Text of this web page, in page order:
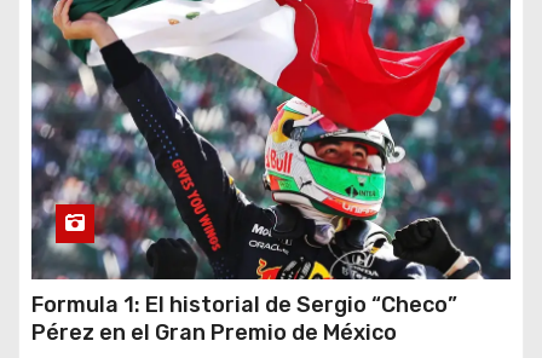
Formula 1: El historial de Sergio “Checo”
Pérez en el Gran Premio de México